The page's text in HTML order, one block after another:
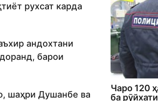
рухсат карда
андохтани
барои
шаҳри Душанбе ва
Чаро 120
ба